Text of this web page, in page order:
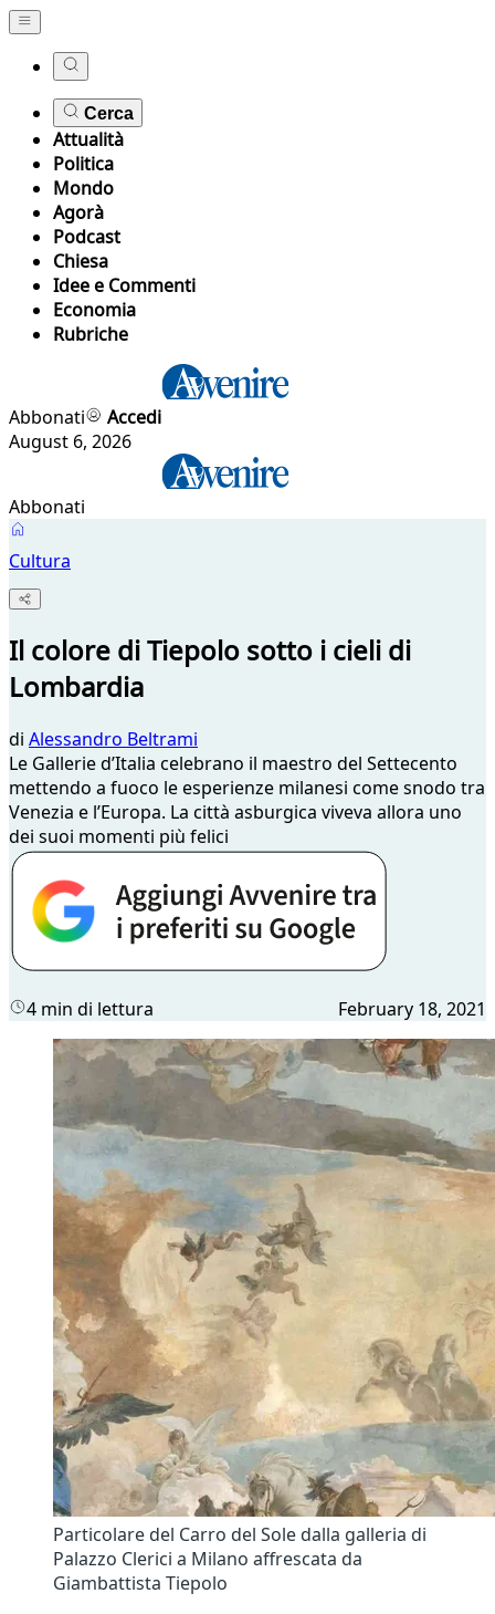
Cerca
Attualità
Politica
Mondo
Agorà
Podcast
Chiesa
Idee e Commenti
Economia
Rubriche
Abbonati
Accedi
August 6, 2026
Abbonati
Cultura
Il colore di Tiepolo sotto i cieli di
Lombardia
di Alessandro Beltrami
Le Gallerie d’Italia celebrano il maestro del Settecento
mettendo a fuoco le esperienze milanesi come snodo tra
Venezia e l’Europa. La città asburgica viveva allora uno
dei suoi momenti più felici
4 min di lettura February 18, 2021
Particolare del Carro del Sole dalla galleria di
Palazzo Clerici a Milano affrescata da
Giambattista Tiepolo